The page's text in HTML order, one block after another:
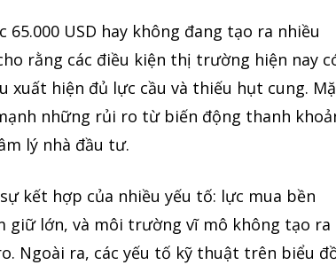
USD hay không đang tạo ra nhiều
rằng các điều kiện thị trường hiện nay
hiện đủ lực cầu và thiếu hụt cung.
những rủi ro từ biến động thanh
lý nhà đầu tư.
kết hợp của nhiều yếu tố: lực mua bền
giữ lớn, và môi trường vĩ mô không tạo ra
Ngoài ra, các yếu tố kỹ thuật trên biểu